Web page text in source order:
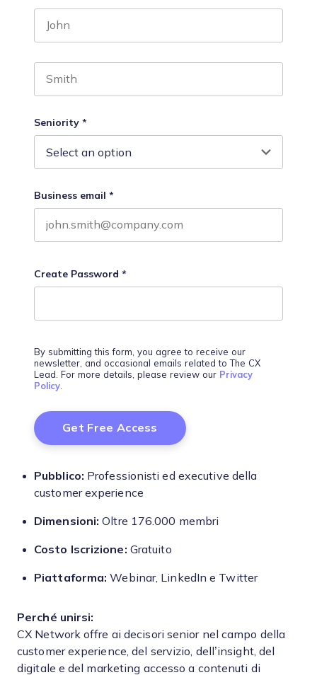
Seniority *
Business email *
Create Password *
By submitting this form, you agree to receive our
newsletter, and occasional emails related to The CX
Lead. For more details, please review our Privacy
Policy
Pubblico: Professionisti ed executive della
customer experience
Dimensioni:Oltre 176.000 membri
Costo Iscrizione: Gratuito
Piattaforma:Webinar, LinkedIn e Twitter
Perché unirsi:
CX Network offre ai decisori senior nel campo della
customer experience, del servizio, dell’insight, del
digitale e del marketing accesso a contenuti di